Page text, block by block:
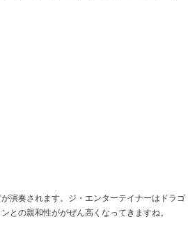
演奏されます。ジ・エンターテイナーはドラゴ
との親和性ががぜん高くなってきますね。